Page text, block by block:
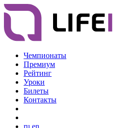
Чемпионаты
Премиум
Рейтинг
Уроки
Билеты
Контакты